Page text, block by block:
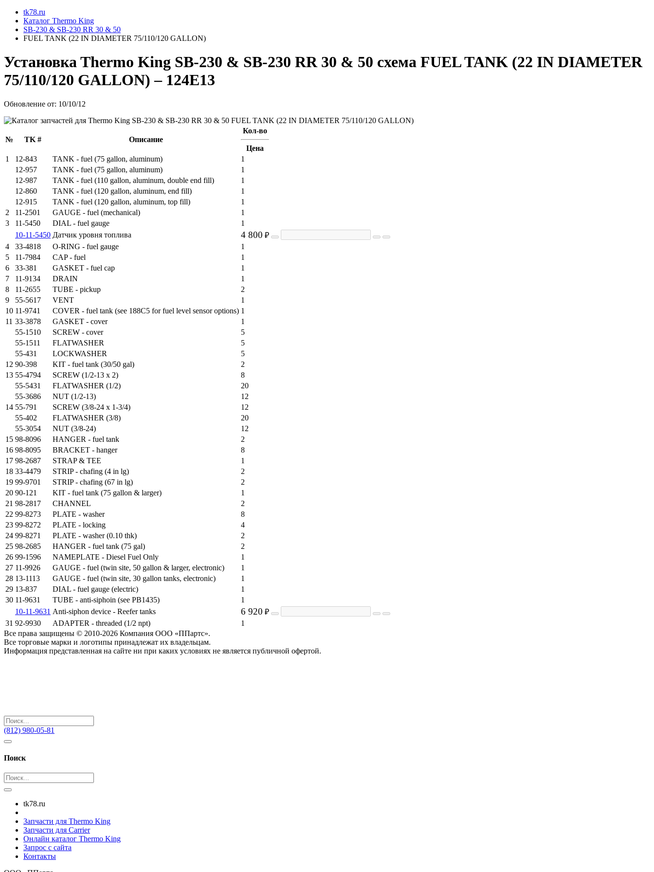
tk78.ru
Каталог Thermo King
SB-230 & SB-230 RR 30 & 50
FUEL TANK (22 IN DIAMETER 75/110/120 GALLON)
Установкa Thermo King SB-230 & SB-230 RR 30 & 50 схема FUEL TANK (22 IN DIAMETER
75/110/120 GALLON) – 124E13
Обновление от: 10/10/12
№ TK # Описание
Кол-во
Цена
1
12-843 TANK - fuel (75 gallon, aluminum)
1
12-957
TANK - fuel (75 gallon, aluminum)
1
12-987
TANK - fuel (110 gallon, aluminum, double end fill)
1
12-860
TANK - fuel (120 gallon, aluminum, end fill)
1
12-915
TANK - fuel (120 gallon, aluminum, top fill)
1
2
11-2501 GAUGE - fuel (mechanical)
1
3
11-5450 DIAL - fuel gauge
1
10-11-5450 Датчик уровня топлива 4 800 ₽
4
33-4818 O-RING - fuel gauge
1
5
11-7984 CAP - fuel
1
6
33-381 GASKET - fuel cap
1
7
11-9134 DRAIN
1
8
11-2655 TUBE - pickup
2
9
55-5617 VENT
1
10 11-9741 COVER - fuel tank (see 188C5 for fuel level sensor options) 1
11 33-3878 GASKET - cover
1
55-1510
SCREW - cover
5
55-1511
FLATWASHER
5
55-431
LOCKWASHER
5
12 90-398 KIT - fuel tank (30/50 gal)
2
13 55-4794 SCREW (1/2-13 x 2)
8
55-5431
FLATWASHER (1/2)
20
55-3686
NUT (1/2-13)
12
14 55-791 SCREW (3/8-24 x 1-3/4)
12
55-402
FLATWASHER (3/8)
20
55-3054
NUT (3/8-24)
12
15 98-8096 HANGER - fuel tank
2
16 98-8095 BRACKET - hanger
8
17 98-2687 STRAP & TEE
1
18 33-4479 STRIP - chafing (4 in lg)
2
19 99-9701 STRIP - chafing (67 in lg)
2
20 90-121 KIT - fuel tank (75 gallon & larger)
1
21 98-2817 CHANNEL
2
22 99-8273 PLATE - washer
8
23 99-8272 PLATE - locking
4
24 99-8271 PLATE - washer (0.10 thk)
2
25 98-2685 HANGER - fuel tank (75 gal)
2
26 99-1596 NAMEPLATE - Diesel Fuel Only
1
27 11-9926 GAUGE - fuel (twin site, 50 gallon & larger, electronic)
1
28 13-1113 GAUGE - fuel (twin site, 30 gallon tanks, electronic)
1
29 13-837 DIAL - fuel gauge (electric)
1
30 11-9631 TUBE - anti-siphoin (see PB1435)
1
10-11-9631 Anti-siphon device - Reefer tanks 6 920 ₽
31 92-9930 ADAPTER - threaded (1/2 npt)
1
Все права защищены © 2010-2026 Компания ООО «ППартс».
Все торговые марки и логотипы принадлежат их владельцам.
Информация представленная на сайте ни при каких условиях не является публичной офертой.
(812) 980-05-81
Поиск
tk78.ru
Запчасти для Thermo King
Запчасти для Carrier
Онлайн каталог Thermo King
Запрос с сайта
Контакты